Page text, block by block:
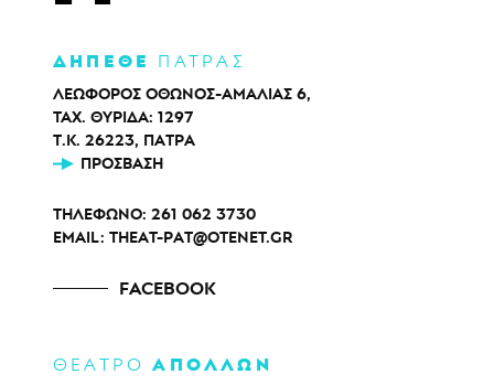
ΔΗΠΕΘΕ ΠΑΤΡΑΣ
ΛΕΩΦΟΡΟΣ ΟΘΩΝΟΣ-ΑΜΑΛΙΑΣ 6,
ΤΑΧ. ΘΥΡΙΔΑ: 1297
Τ.Κ. 26223, ΠΑΤΡΑ
ΠΡΌΣΒΑΣΗ
ΤΗΛΕΦΩΝΟ: 261 062 3730
EMAIL: THEAT-PAT@OTENET.GR
FACEBOOK
ΘΕΑΤΡΟΑΠΟΛΛΩΝ